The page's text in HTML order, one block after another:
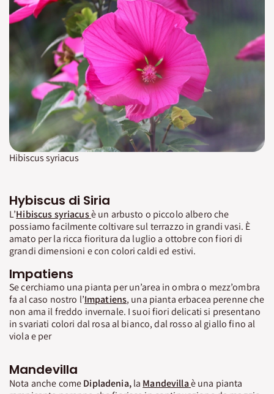
Hibiscus syriacus
Hybiscus di Siria
L’Hibiscus syriacusè un arbusto o piccolo albero che
possiamo facilmente coltivare sul terrazzo in grandi vasi. È
amato per la ricca fioritura da luglio a ottobre con fiori di
grandi dimensioni e con colori caldi ed estivi.
Impatiens
Se cerchiamo una pianta per un’area in ombra o mezz’ombra
fa al caso nostro l’Impatiens, una pianta erbacea perenne che
non ama il freddo invernale. I suoi fiori delicati si presentano
in svariati colori dal rosa al bianco, dal rosso al giallo fino al
viola e per
Mandevilla
Nota anche comeDipladenia,la Mandevillaè una pianta